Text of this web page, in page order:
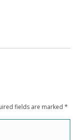
fields are marked *